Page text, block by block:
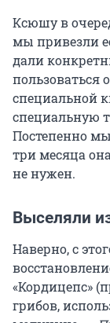
Ксюшу в
мы привезли
дали
пользоваться
специальной
специальную
Постепенно
три месяца
не нужен.
Выселяли
Наверно, с
«Кордицепс»
грибов,